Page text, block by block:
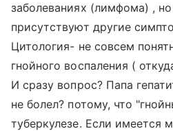
заболеваниях (лимфома) ,
присутствуют другие
Цитология- не совсем
гнойного воспаления (
И сразу вопрос? Папа
не болел? потому, что
туберкулезе. Если имеется